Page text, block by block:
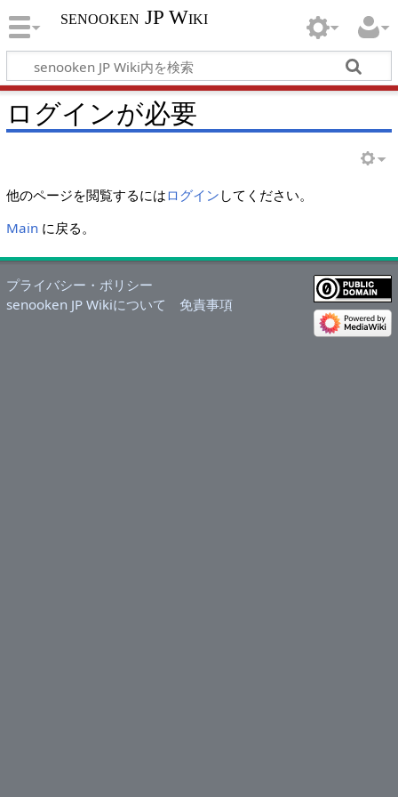
senooken JP Wiki
ログインが必要
他のページを閲覧するにはログイン してください。
Mainに戻る。
プライバシー・ポリシー
senooken JP Wikiについて
免責事項